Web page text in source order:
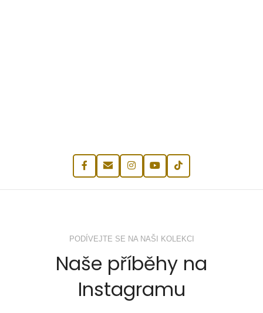
PODÍVEJTE SE NA NAŠI KOLEKCI
Naše příběhy na
Instagramu